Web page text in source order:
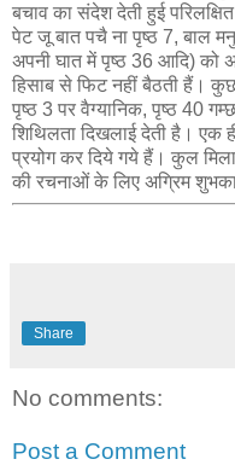
बचाव का संदेश देती हुई
पेट जू बात पचै ना पृष्ठ 7, बाल
अपनी घात में पृष्ठ 36 आदि) को
हिसाब से फिट नहीं बैठती हैं। कुछ
पृष्ठ 3 पर वैग्यानिक, पृष्ठ 40
शिथिलता दिखलाई देती है। एक
प्रयोग कर दिये गये हैं। कुल
की रचनाओं के लिए अग्रिम
Share
No comments:
Post a Comment